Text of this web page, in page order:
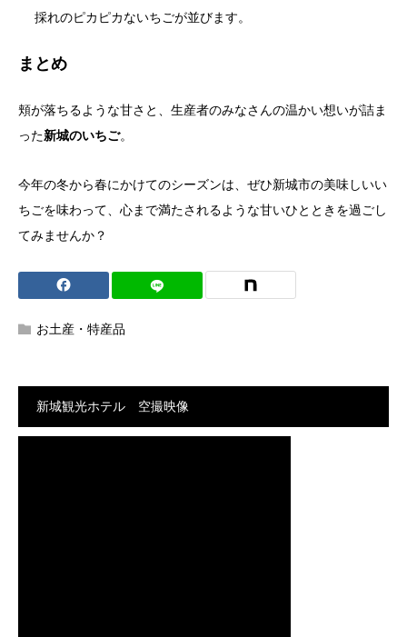
採れのピカピカないちごが並びます。
まとめ
頬が落ちるような甘さと、生産者のみなさんの温かい想いが詰ま
った新城のいちご。
今年の冬から春にかけてのシーズンは、ぜひ新城市の美味しいい
ちごを味わって、心まで満たされるような甘いひとときを過ごし
てみませんか？
お土産・特産品
新城観光ホテル 空撮映像